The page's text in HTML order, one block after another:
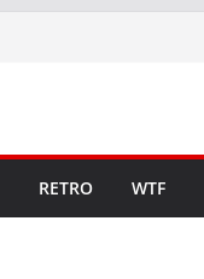
RETRO WTF